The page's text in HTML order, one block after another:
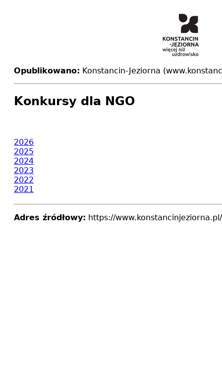
Opublikowano: Konstancin-Jeziorna
Konkursy dla NGO
2026
2025
2024
2023
2022
2021
Adres źródłowy: https://